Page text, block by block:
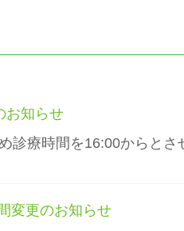
お知らせ
診療時間を16:00からと
変更のお知らせ